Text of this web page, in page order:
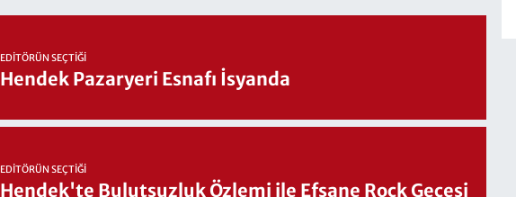
EDITÖRÜN SEÇTIĞI
Hendek Pazaryeri Esnafı İsyanda
EDITÖRÜN SEÇTIĞI
Hendek'te Bulutsuzluk Özlemi ile Efsane Rock Gecesi